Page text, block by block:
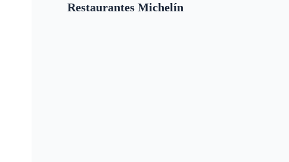
Restaurantes Michelín